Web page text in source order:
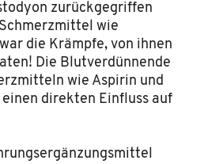
zurückgegriffen
wie
die Krämpfe, von ihnen
Die Blutverdünnende
wie Aspirin und
direkten Einfluss auf